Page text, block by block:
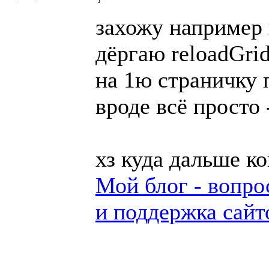
захожу
дёргаю
на 1ю страничку
вроде всё
хз куда дальше
Мой блог -
и поддержка